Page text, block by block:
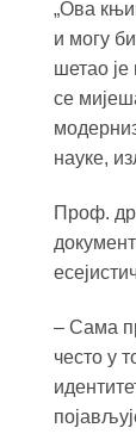
„Ова
и могу
шетао је
се
науке,
Проф. др
– Сама
често у